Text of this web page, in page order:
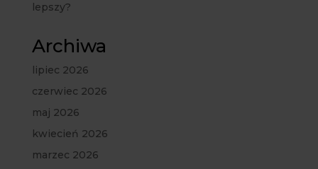
lepszy?
Archiwa
lipiec 2026
czerwiec 2026
maj 2026
kwiecień 2026
marzec 2026